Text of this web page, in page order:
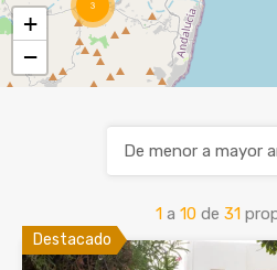
3
+
−
1 a 10 de 31
De menor a mayor
Destacado